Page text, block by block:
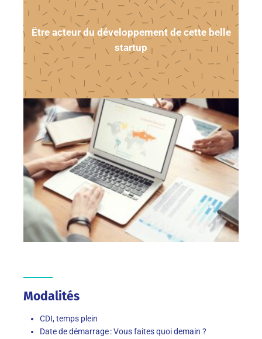
Être acteur du développement de cette belle
startup
Modalités
CDI, temps plein
Date de démarrage : Vous faites quoi demain ?